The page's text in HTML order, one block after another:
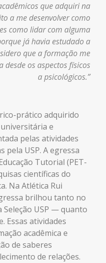
que adquiri na
a me desenvolver como
como lidar com alguma
já havia estudado a
que a formação me
os aspectos físicos
a psicológicos.”
prático adquirido
e
pelas atividades
pela USP. A egressa
Tutorial (PET-
científicas do
Na Atlética Rui
brilhou tanto no
USP — quanto
Essas atividades
acadêmica e
de saberes
de relações.